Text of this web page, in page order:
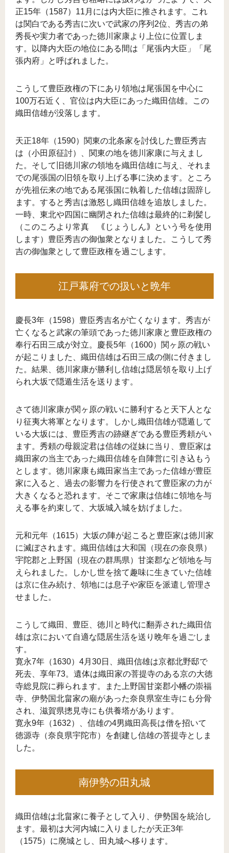
正15年（1587）11月には内大臣に推されます。これ
は関白である秀吉に次いで武家の序列2位、秀吉の弟
秀長や実力者であった徳川家康より上位に位置しま
す。以降内大臣の地位にある間は「尾張内大臣」「尾
張内府」と呼ばれました。
こうして豊臣政権の下にあり領地は尾張国を中心に
100万石近く、官位は内大臣にあった織田信雄。この
織田信雄が没落します。
天正18年（1590）関東の北条家を討伐した豊臣秀吉
は（小田原征討）、関東の地を徳川家康に与えまし
た。そして旧徳川家の領地を織田信雄に与え、それま
での尾張国の旧領を取り上げる事に決めます。ところ
が先祖伝来の地である尾張国に執着した信雄は固辞し
ます。すると秀吉は激怒し織田信雄を追放しました。
一時、東北や四国に幽閉された信雄は最終的に剃髪し
（このころより常真 ｟じょうしん｠という号を使用
します）豊臣秀吉の御伽衆となりました。こうして秀
吉の御伽衆として豊臣政権を過ごします。
江戸幕府での扱いと晩年
慶長3年（1598）豊臣秀吉名が亡くなります。秀吉が
亡くなると武家の筆頭であった徳川家康と豊臣政権の
奉行石田三成が対立。慶長5年（1600）関ヶ原の戦い
が起こりました、織田信雄は石田三成の側に付きまし
た。結果、徳川家康が勝利し信雄は隠居領を取り上げ
られ大坂で隠遁生活を送ります。
さて徳川家康が関ヶ原の戦いに勝利すると天下人とな
り征夷大将軍となります。しかし織田信雄が隠遁して
いる大坂には、豊臣秀吉の跡継ぎである豊臣秀頼がい
ます。秀頼の母親淀君は信雄の従妹に当り、豊臣家は
織田家の当主であった織田信雄を自陣営に引き込もう
とします。徳川家康も織田家当主であった信雄が豊臣
家に入ると、過去の影響力を行使されて豊臣家の力が
大きくなると恐れます。そこで家康は信雄に領地を与
える事を約束して、大坂城入城を妨げました。
元和元年（1615）大坂の陣が起こると豊臣家は徳川家
に滅ぼされます。織田信雄は大和国（現在の奈良県）
宇陀郡と上野国（現在の群馬県）甘楽郡など領地を与
えられました。しかし世を捨て趣味に生きていた信雄
は京に住み続け、領地には息子や家臣を派遣し管理さ
せました。
こうして織田、豊臣、徳川と時代に翻弄された織田信
雄は京において自適な隠居生活を送り晩年を過ごしま
す。
寛永7年（1630）4月30日、織田信雄は京都北野邸で
死去、享年73。遺体は織田家の菩提寺のある京の大徳
寺総見院に葬られます。また上野国甘楽郡小幡の崇福
寺、伊勢国北畠家の廟があった奈良県室生寺にも分骨
され、滋賀県摠見寺にも供養塔があります。
寛永9年（1632）、信雄の4男織田高長は僧を招いて
徳源寺（奈良県宇陀市）を創建し信雄の菩提寺としま
した。
南伊勢の田丸城
織田信雄は北畠家に養子として入り、伊勢国を統治し
ます。最初は大河内城に入りましたが天正3年
（1575）に廃城とし、田丸城へ移ります。